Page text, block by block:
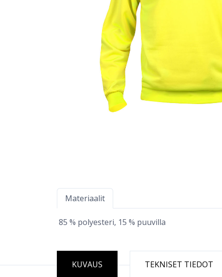
Materiaalit
85 % polyesteri, 15 % puuvilla
KUVAUS TEKNISET TIEDOT